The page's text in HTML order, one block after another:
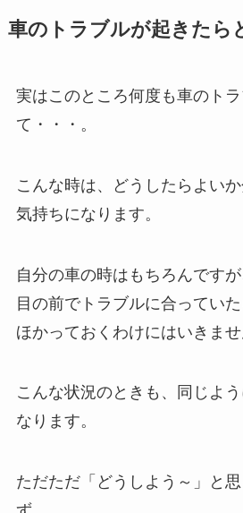
車のトラブルが起きたら
実はこのところ何度も車のト
て・・・。
こんな時は、どうしたらよい
気持ちになります。
自分の車の時はもちろんです
目の前でトラブルに合っていた
ほかっておくわけにはいきませ
こんな状況のときも、同じよ
なります。
ただただ「どうしよう～」と